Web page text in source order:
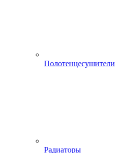
Полотенцесушители
Радиаторы